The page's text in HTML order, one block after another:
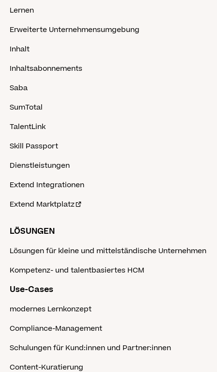
Lernen
Erweiterte Unternehmensumgebung
Inhalt
Inhaltsabonnements
Saba
SumTotal
TalentLink
Skill Passport
Dienstleistungen
Extend Integrationen
Extend Marktplatz
LÖSUNGEN
Lösungen für kleine und mittelständische Unternehmen
Kompetenz- und talentbasiertes HCM
Use-Cases
modernes Lernkonzept
Compliance-Management
Schulungen für Kund:innen und Partner:innen
Content-Kuratierung